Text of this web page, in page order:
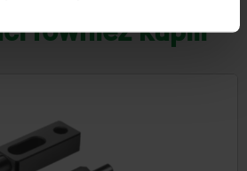
również kupili